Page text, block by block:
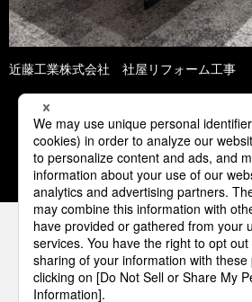
近藤工業株式会社 社屋リフォーム工事
1 2 3 4
パナソニックの電気設備